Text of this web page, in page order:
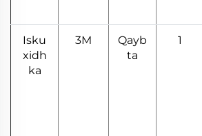
1
Qayb
ta
3M
Isku
xidh
ka